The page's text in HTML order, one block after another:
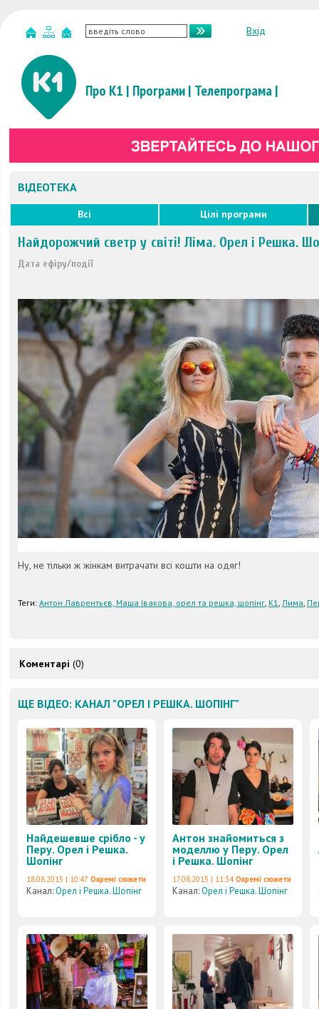
Вхід
Про К1 | Програми| Телепрограма|
ВІДЕОТЕКА
Всі Цілі програми
Найдорожчий светр у світі! Ліма. Орел і Решка.
Дата ефіру/події
Ну, не тільки ж жінкам витрачати всі кошти на одяг!
Теги: Антон Лаврентьєв, Маша Івакова, орел та решка, шопінг, К1, Лима,
Коментарі (0)
ЩЕ ВІДЕО: КАНАЛ "ОРЕЛ І РЕШКА. ШОПІНГ"
Найдешевше срібло - у
Перу. Орел і Решка.
Шопінг
18.08.2015 | 10:47 Окремі сюжети
Канал:Орел і Решка. Шопінг
Антон знайомиться з
моделлю у Перу. Орел
і Решка. Шопінг
17.08.2015 | 11:34 Окремі сюжети
Канал:Орел і Решка. Шопінг